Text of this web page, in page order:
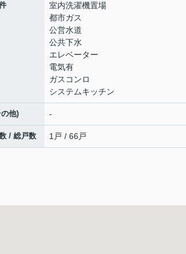
室内洗濯機置場
都市ガス
公営水道
公共下水
エレベーター
電気有
ガスコンロ
システムキッチン
他) -
/ 総戸数 1戸 / 66戸